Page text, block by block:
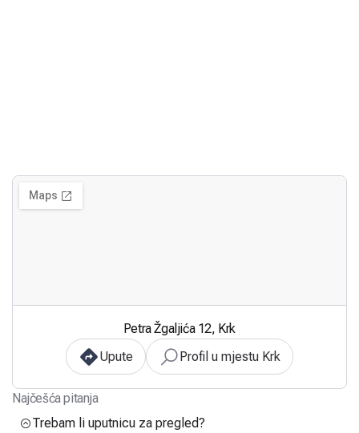
Petra Žgaljića 12, Krk
Upute
Profil u mjestu Krk
Najčešća pitanja
Trebam li uputnicu za pregled?